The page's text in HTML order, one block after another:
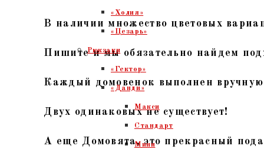
«Холия»
«Цезарь»
Рюкзаки
«Гектор»
«Данди»
Макси
Стандарт
Мини
В наличии множество цветовых
Пишите и мы обязательно найдем
Каждый домовенок выполнен
Двух одинаковых не существует!
А еще Домовята, это прекрасный